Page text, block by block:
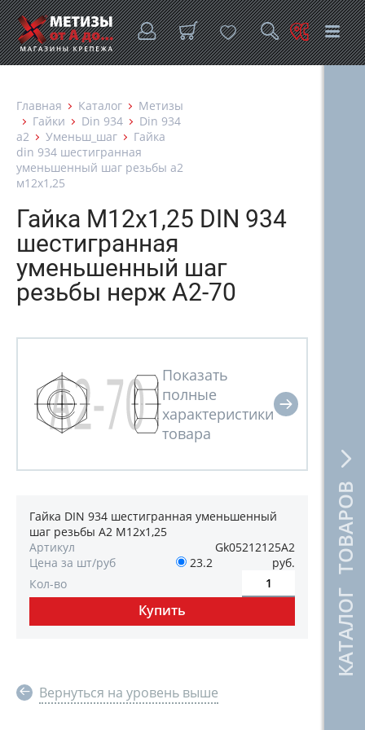
КАТАЛОГ ТОВАРОВ
Главная Каталог
Метизы
Гайки
Din 934
Din 934
а2
Уменьш_шаг
Гайка
din 934 шестигранная
уменьшенный шаг резьбы а2
м12х1,25
Гайка М12х1,25 DIN 934
шестигранная
уменьшенный шаг
резьбы нерж А2-70
Гайка DIN 934 шестигранная уменьшенный
шаг резьбы А2 М12х1,25
Артикул
Gk05212125А2
Цена за шт/руб
23.2
руб.
Кол-во
Вернуться на уровень выше